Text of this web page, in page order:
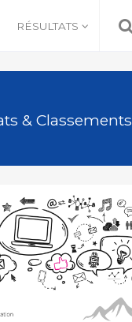
RÉSULTATS
& Classements